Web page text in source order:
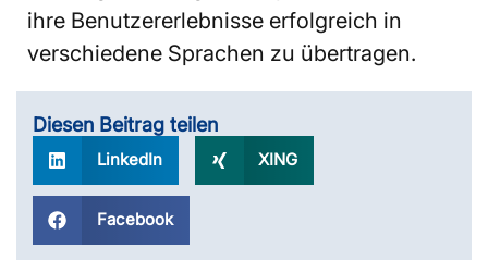
ihre Benutzererlebnisse erfolgreich in
verschiedene Sprachen zu übertragen.
Diesen Beitrag teilen
LinkedIn XING
Facebook